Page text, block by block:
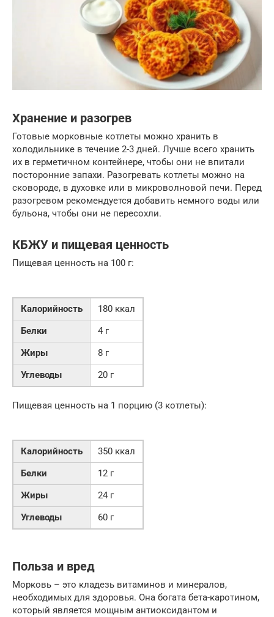
Хранение и разогрев
Готовые морковные котлеты можно хранить в
холодильнике в течение 2-3 дней. Лучше всего хранить
их в герметичном контейнере, чтобы они не впитали
посторонние запахи. Разогревать котлеты можно на
сковороде, в духовке или в микроволновой печи. Перед
разогревом рекомендуется добавить немного воды или
бульона, чтобы они не пересохли.
КБЖУ и пищевая ценность
Пищевая ценность на 100 г:
Калорийность
180 ккал
Белки
4 г
Жиры
8 г
Углеводы
20 г
Пищевая ценность на 1 порцию (3 котлеты):
Калорийность
350 ккал
Белки
12 г
Жиры
24 г
Углеводы
60 г
Польза и вред
Морковь – это кладезь витаминов и минералов,
необходимых для здоровья. Она богата бета-каротином,
который является мощным антиоксидантом и